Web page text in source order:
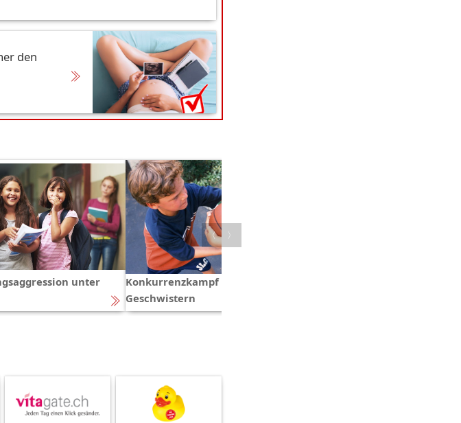
den
unter
Konkurrenzkampf unter
Geschwistern
〈 〉